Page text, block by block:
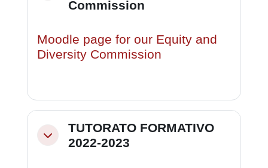
Commission
Moodle page for our Equity and
Diversity Commission
Minimizza
TUTORATO FORMATIVO
2022-2023